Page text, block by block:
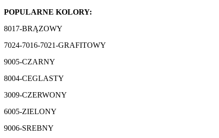
POPULARNE KOLORY:
8017-BRĄZOWY
7024-7016-7021-GRAFITOWY
9005-CZARNY
8004-CEGLASTY
3009-CZERWONY
6005-ZIELONY
9006-SREBNY